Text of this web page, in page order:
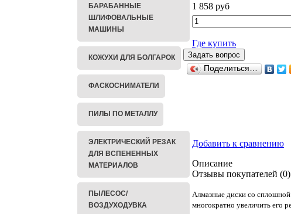
БАРАБАННЫЕ
ШЛИФОВАЛЬНЫЕ
МАШИНЫ
КОЖУХИ ДЛЯ БОЛГАРОК
ФАСКОСНИМАТЕЛИ
ПИЛЫ ПО МЕТАЛЛУ
ЭЛЕКТРИЧЕСКИЙ РЕЗАК
ДЛЯ ВСПЕНЕННЫХ
МАТЕРИАЛОВ
ПЫЛЕСОС/
ВОЗДУХОДУВКА
1 858 руб
Где купить
Поделиться…
Добавить к сравнению
Описание
Отзывы покупателей (0)
Алмазные диски со
многократно увеличить его